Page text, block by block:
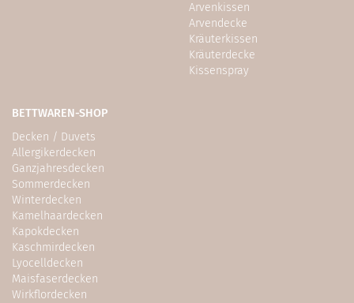
Arvenkissen
Arvendecke
Kräuterkissen
Kräuterdecke
Kissenspray
BETTWAREN-SHOP
Decken / Duvets
Allergikerdecken
Ganzjahresdecken
Sommerdecken
Winterdecken
Kamelhaardecken
Kapokdecken
Kaschmirdecken
Lyocelldecken
Maisfaserdecken
Wirkflordecken